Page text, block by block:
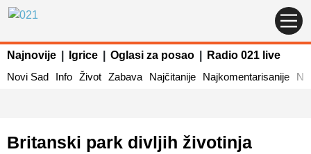
Najnovije Igrice Oglasi za posao
Radio 021 live
Novi Sad
Info Život Zabava Najčitanije Najkomentarisanije
Britanski park divljih životinja